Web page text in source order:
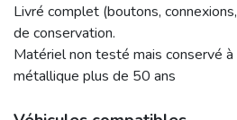
Livré complet (boutons,
de conservation.
Matériel non testé mais conservé
métallique plus de 50 ans